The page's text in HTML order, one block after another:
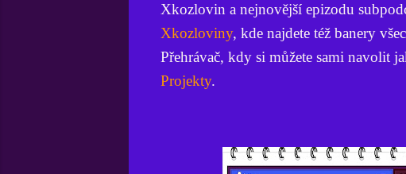
Xkozlovin a nejnovější epizodu
Xkozloviny, kde najdete též banery
Přehrávač, kdy si můžete sami navolit
Projekty.